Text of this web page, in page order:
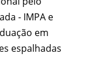
- IMPA e
em
espalhadas